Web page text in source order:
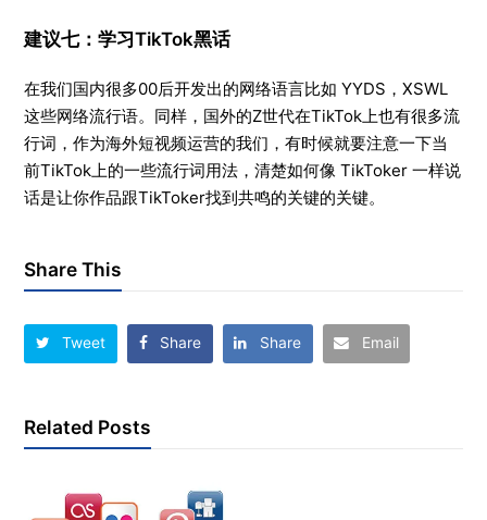
建议七：学习TikTok黑话
在我们国内很多00后开发出的网络语言比如 YYDS，XSWL
这些网络流行语。同样，国外的Z世代在TikTok上也有很多流
行词，作为海外短视频运营的我们，有时候就要注意一下当
前TikTok上的一些流行词用法，清楚如何像 TikToker 一样说
话是让你作品跟TikToker找到共鸣的关键的关键。
Share This
Tweet Share Share Email
Related Posts